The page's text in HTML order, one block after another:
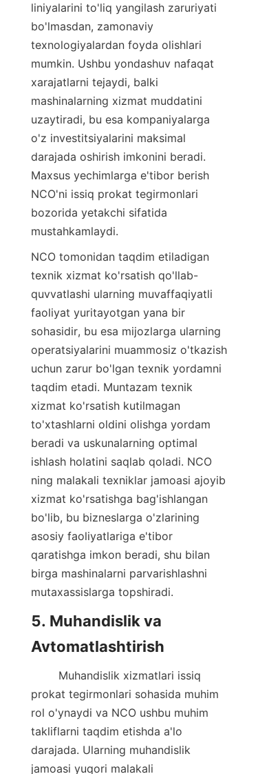
liniyalarini to'liq yangilash zaruriyati
bo'lmasdan, zamonaviy
texnologiyalardan foyda olishlari
mumkin. Ushbu yondashuv nafaqat
xarajatlarni tejaydi, balki
mashinalarning xizmat muddatini
uzaytiradi, bu esa kompaniyalarga
o'z investitsiyalarini maksimal
darajada oshirish imkonini beradi.
Maxsus yechimlarga e'tibor berish
NCO'ni issiq prokat tegirmonlari
bozorida yetakchi sifatida
mustahkamlaydi.
NCO tomonidan taqdim etiladigan
texnik xizmat ko'rsatish qo'llab-
quvvatlashi ularning muvaffaqiyatli
faoliyat yuritayotgan yana bir
sohasidir, bu esa mijozlarga ularning
operatsiyalarini muammosiz o'tkazish
uchun zarur bo'lgan texnik yordamni
taqdim etadi. Muntazam texnik
xizmat ko'rsatish kutilmagan
to'xtashlarni oldini olishga yordam
beradi va uskunalarning optimal
ishlash holatini saqlab qoladi. NCO
ning malakali texniklar jamoasi ajoyib
xizmat ko'rsatishga bag'ishlangan
bo'lib, bu bizneslarga o'zlarining
asosiy faoliyatlariga e'tibor
qaratishga imkon beradi, shu bilan
birga mashinalarni parvarishlashni
mutaxassislarga topshiradi.
5. Muhandislik va
Avtomatlashtirish
prokat tegirmonlari sohasida muhim
rol o'ynaydi va NCO ushbu muhim
takliflarni taqdim etishda a'lo
darajada. Ularning muhandislik
jamoasi yuqori malakali